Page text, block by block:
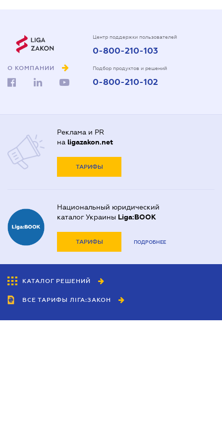
О КОМПАНИИ
Центр поддержки пользователей
0-800-210-103
Подбор продуктов и решений
0-800-210-102
Реклама и PR
на ligazakon.net
ТАРИФЫ
Национальный юридический
каталог Украины Liga:BOOK
ТАРИФЫ ПОДРОБНЕЕ
КАТАЛОГ РЕШЕНИЙ
ВСЕ ТАРИФЫ ЛІГА:ЗАКОН